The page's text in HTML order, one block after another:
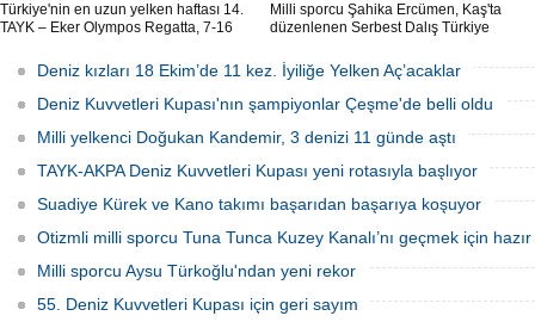
Türkiye'nin en uzun yelken haftası 14.
TAYK – Eker Olympos Regatta, 7-16
sulara yelken açıyor.
Milli sporcu Şahika Ercümen, Kaş'ta
düzenlenen Serbest Dalış Türkiye
kategorisinde 68 metre dalış yaparak
şampiyon oldu.
Deniz kızları 18 Ekim’de 11 kez. İyiliğe Yelken Aç’acaklar
Deniz Kuvvetleri Kupası'nın şampiyonlar Çeşme'de belli oldu
Milli yelkenci Doğukan Kandemir, 3 denizi 11 günde aştı
TAYK-AKPA Deniz Kuvvetleri Kupası yeni rotasıyla başlıyor
Suadiye Kürek ve Kano takımı başarıdan başarıya koşuyor
Otizmli milli sporcu Tuna Tunca Kuzey Kanalı’nı geçmek için hazır
Milli sporcu Aysu Türkoğlu'ndan yeni rekor
55. Deniz Kuvvetleri Kupası için geri sayım